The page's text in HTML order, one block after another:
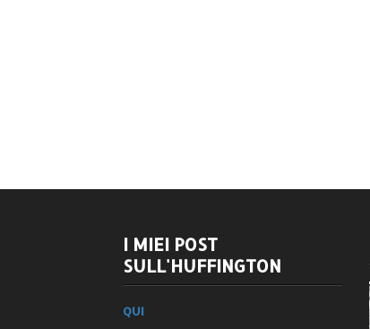
I MIEI POST
SULL'HUFFINGTON
QUI